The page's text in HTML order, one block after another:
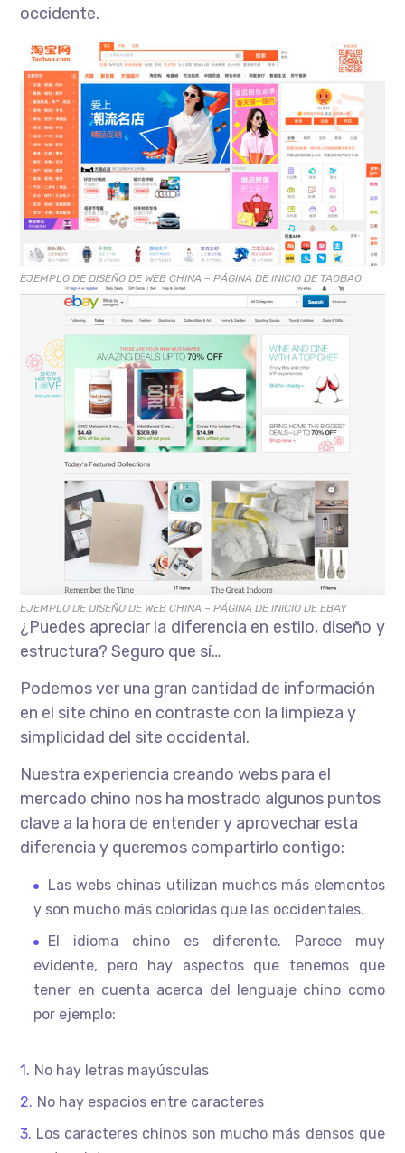
occidente.
EJEMPLO DE DISEÑO DE WEB CHINA – PÁGINA DE INICIO DE TAOBAO
EJEMPLO DE DISEÑO DE WEB CHINA – PÁGINA DE INICIO DE EBAY
¿Puedes apreciar la diferencia en estilo, diseño y
estructura? Seguro que sí…
Podemos ver una gran cantidad de información
en el site chino en contraste con la limpieza y
simplicidad del site occidental.
Nuestra experiencia creando webs para el
mercado chino nos ha mostrado algunos puntos
clave a la hora de entender y aprovechar esta
diferencia y queremos compartirlo contigo:
Las webs chinas utilizan muchos más elementos
y son mucho más coloridas que las occidentales.
El idioma chino es diferente. Parece muy
evidente, pero hay aspectos que tenemos que
tener en cuenta acerca del lenguaje chino como
por ejemplo:
No hay letras mayúsculas
No hay espacios entre caracteres
Los caracteres chinos son mucho más densos que